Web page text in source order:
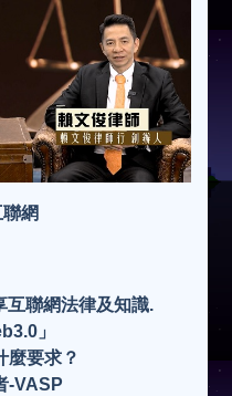
網
互聯網法律及知識.
」
麼要求？
-VASP